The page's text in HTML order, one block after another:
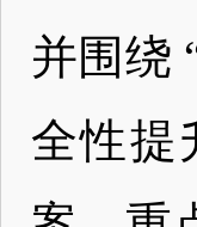
并围绕
全性提